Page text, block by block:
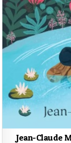
Jean-Claude